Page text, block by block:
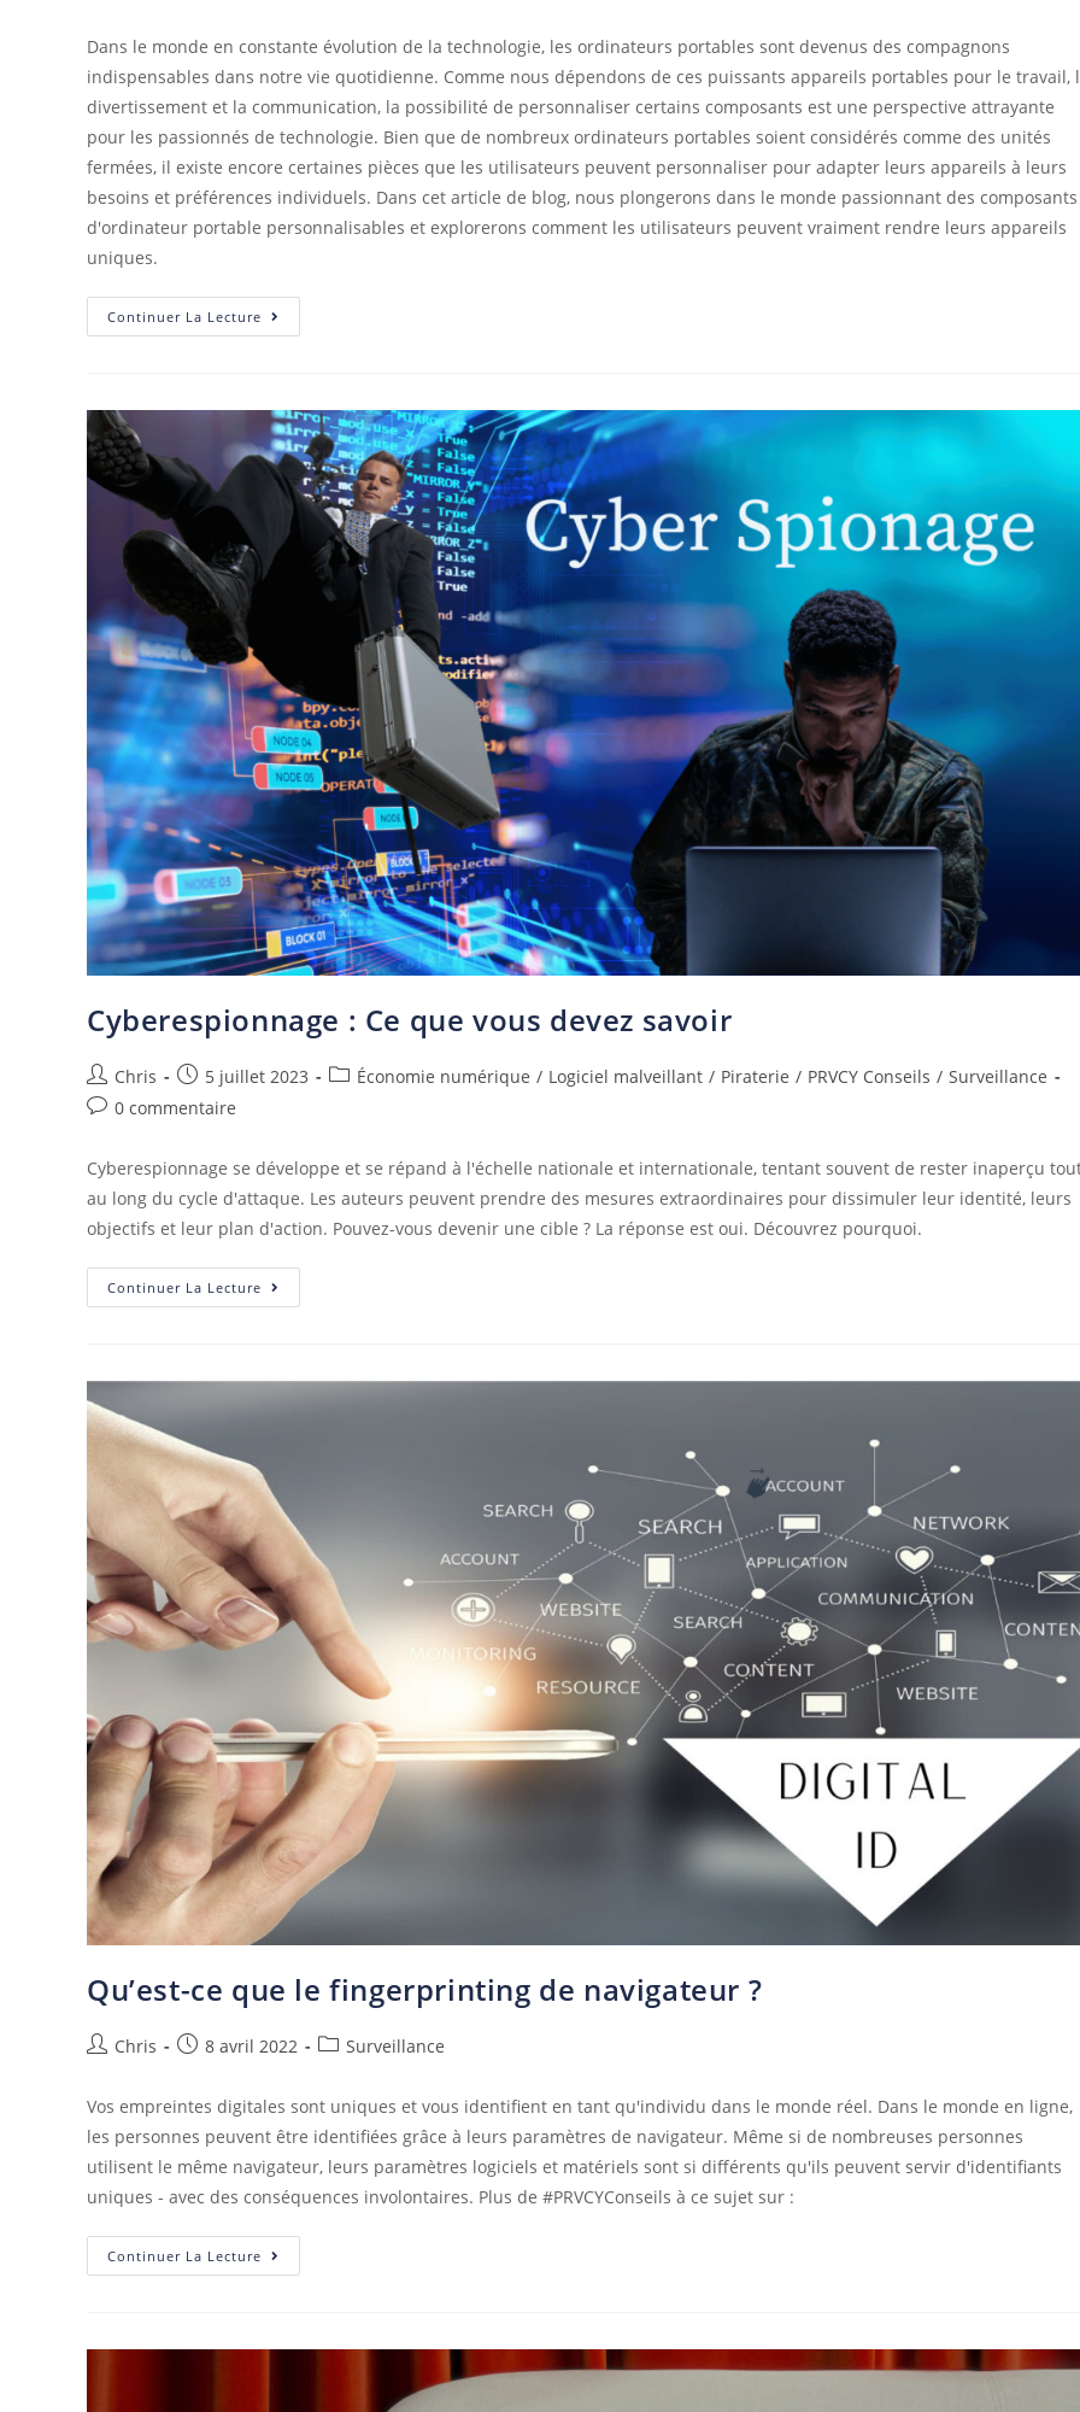
Dans le monde en constante évolution de la technologie, les ordinateurs portables sont devenus des compagnons
indispensables dans notre vie quotidienne. Comme nous dépendons de ces puissants appareils portables pour le travail,
divertissement et la communication, la possibilité de personnaliser certains composants est une perspective attrayante
pour les passionnés de technologie. Bien que de nombreux ordinateurs portables soient considérés comme des unités
fermées, il existe encore certaines pièces que les utilisateurs peuvent personnaliser pour adapter leurs appareils à leurs
besoins et préférences individuels. Dans cet article de blog, nous plongerons dans le monde passionnant des composants
d'ordinateur portable personnalisables et explorerons comment les utilisateurs peuvent vraiment rendre leurs appareils
uniques.
Continuer La Lecture
Cyberespionnage : Ce que vous devez savoir
Chris 5 juillet 2023 Économie numérique / Logiciel malveillant / Piraterie / PRVCY Conseils / Surveillance
0 commentaire
Cyberespionnage se développe et se répand à l'échelle nationale et internationale, tentant souvent de rester inaperçu
au long du cycle d'attaque. Les auteurs peuvent prendre des mesures extraordinaires pour dissimuler leur identité, leurs
objectifs et leur plan d'action. Pouvez-vous devenir une cible ? La réponse est oui. Découvrez pourquoi.
Continuer La Lecture
Qu’est-ce que le fingerprinting de navigateur ?
Chris 8 avril 2022 Surveillance
Vos empreintes digitales sont uniques et vous identifient en tant qu'individu dans le monde réel. Dans le monde en ligne,
les personnes peuvent être identifiées grâce à leurs paramètres de navigateur. Même si de nombreuses personnes
utilisent le même navigateur, leurs paramètres logiciels et matériels sont si différents qu'ils peuvent servir d'identifiants
uniques - avec des conséquences involontaires. Plus de #PRVCYConseils à ce sujet sur :
Continuer La Lecture